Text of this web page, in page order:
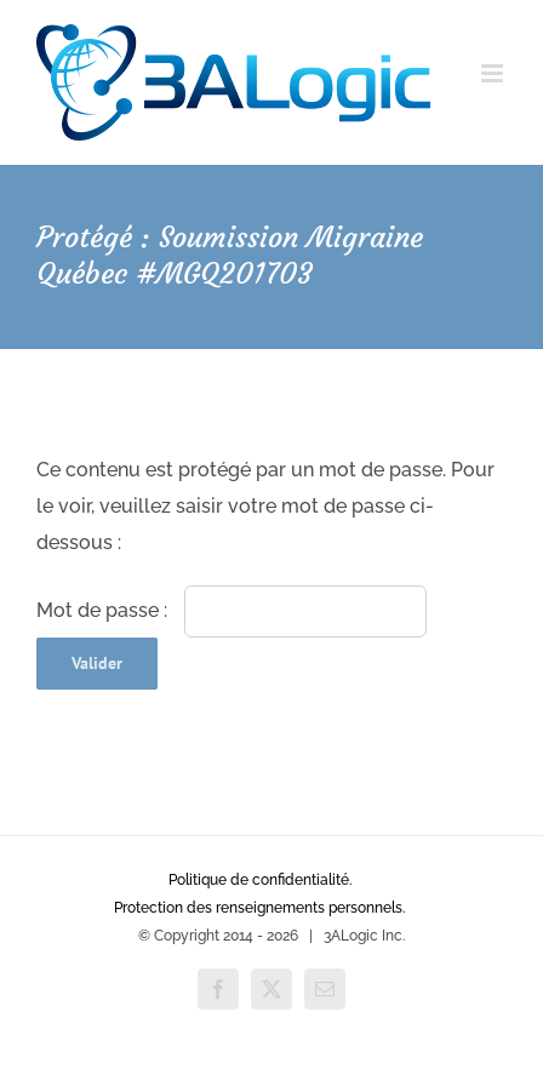
contenu
Protégé : Soumission Migraine
Québec #MGQ201703
Ce contenu est protégé par un mot de passe. Pour
le voir, veuillez saisir votre mot de passe ci-
dessous :
Mot de passe :
Politique de confidentialité.
Protection des renseignements personnels.
© Copyright 2014 - 2026 | 3ALogic Inc.
Facebook
X Email